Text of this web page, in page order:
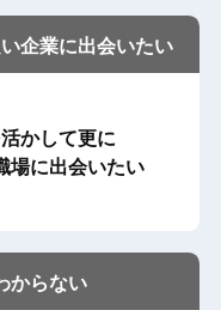
企業に出会いたい
かして更に
場に出会いたい
からない